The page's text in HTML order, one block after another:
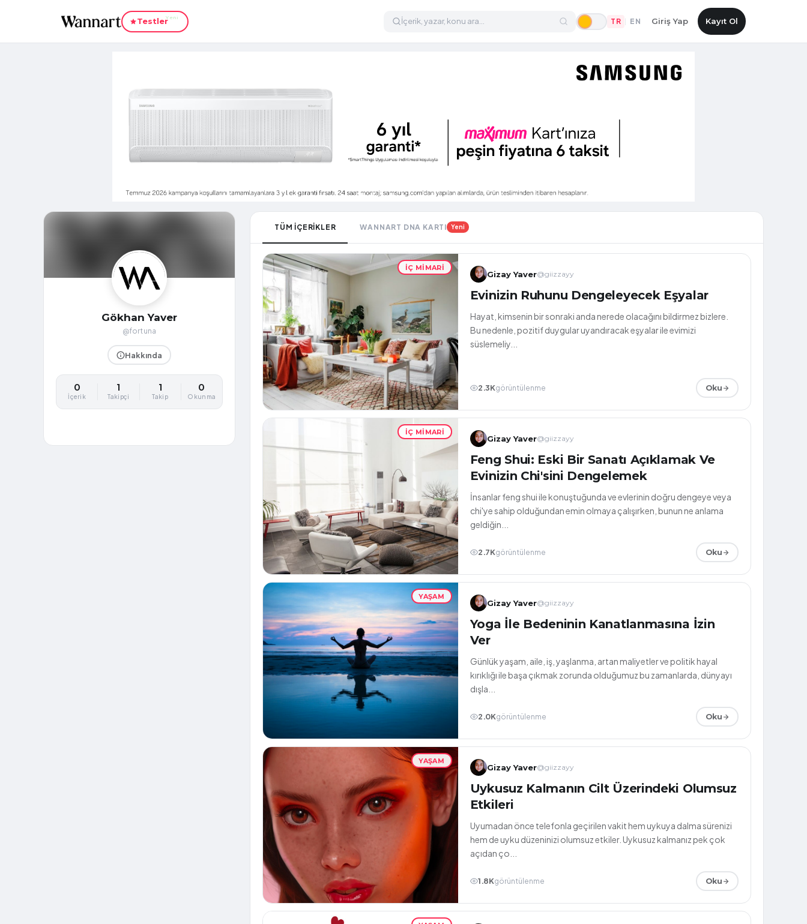
TestlerYeni TR EN Giriş Yap Kayıt Ol
Gökhan Yaver
@fortuna
Hakkında
0
İçerik
1
Takipçi
1
Takip
0
Okunma
TÜM İÇERİKLER WANNART DNA KARTI Yeni
İÇ MIMARI
Gizay Yaver@giizzayy
Evinizin Ruhunu Dengeleyecek Eşyalar
Hayat, kimsenin bir sonraki anda nerede olacağını bildirmez bizlere.
Bu nedenle, pozitif duygular uyandıracak eşyalar ile evimizi
süslemeliy...
2.3Kgörüntülenme Oku
İÇ MIMARI
Gizay Yaver@giizzayy
Feng Shui: Eski Bir Sanatı Açıklamak Ve
Evinizin Chi'sini Dengelemek
İnsanlar feng shui ile konuştuğunda ve evlerinin doğru dengeye veya
chi'ye sahip olduğundan emin olmaya çalışırken, bunun ne anlama
geldiğin...
2.7Kgörüntülenme Oku
YAŞAM
Gizay Yaver@giizzayy
Yoga İle Bedeninin Kanatlanmasına İzin
Ver
Günlük yaşam, aile, iş, yaşlanma, artan maliyetler ve politik hayal
kırıklığı ile başa çıkmak zorunda olduğumuz bu zamanlarda, dünyayı
dışla...
2.0Kgörüntülenme Oku
YAŞAM
Gizay Yaver@giizzayy
Uykusuz Kalmanın Cilt Üzerindeki Olumsuz
Etkileri
Uyumadan önce telefonla geçirilen vakit hem uykuya dalma sürenizi
hem de uyku düzeninizi olumsuz etkiler. Uykusuz kalmanız pek çok
açıdan ço...
1.8Kgörüntülenme Oku